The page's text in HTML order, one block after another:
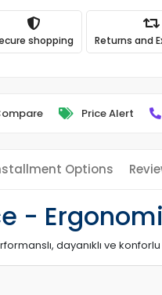
shopping Returns and
Price Alert
Options
-
dayanıklı ve